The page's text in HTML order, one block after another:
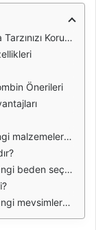
Koruyun
Önerileri
üretilmiştir?
sahiptir?
kullanılabilir?